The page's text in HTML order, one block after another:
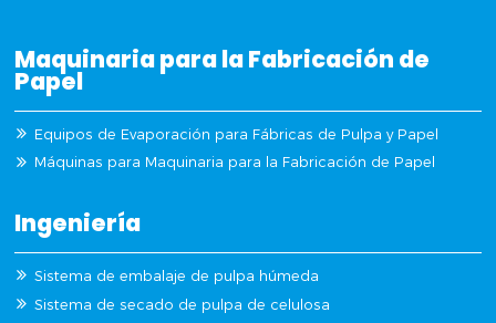
Maquinaria para la Fabricación de
Papel
Equipos de Evaporación para Fábricas de Pulpa y Papel
Máquinas para Maquinaria para la Fabricación de Papel
Ingeniería
Sistema de embalaje de pulpa húmeda
Sistema de secado de pulpa de celulosa